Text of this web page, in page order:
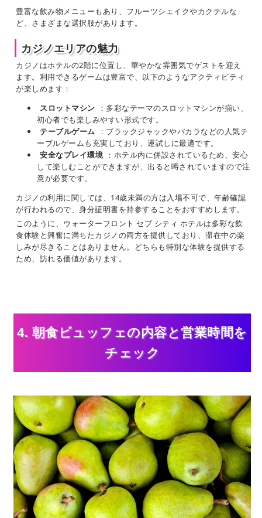
豊富な飲み物メニューもあり、フルーツシェイクやカクテルな
ど、さまざまな選択肢があります。
カジノエリアの魅力
カジノはホテルの2階に位置し、華やかな雰囲気でゲストを迎え
ます。利用できるゲームは豊富で、以下のようなアクティビティ
が楽しめます：
スロットマシン
：多彩なテーマのスロットマシンが揃い、
初心者でも楽しみやすい形式です。
テーブルゲーム
：ブラックジャックやバカラなどの人気テ
ーブルゲームも充実しており、運試しに最適です。
安全なプレイ環境 ：ホテル内に併設されているため、安心
して楽しむことができますが、出ると噂されていますので注
意が必要です。
カジノの利用に関しては、14歳未満の方は入場不可で、年齢確認
が行われるので、身分証明書を持参することをおすすめします。
このように、ウォーターフロント セブ シティ ホテルは多彩な飲
食体験と興奮に満ちたカジノの両方を提供しており、滞在中の楽
しみが尽きることはありません。どちらも特別な体験を提供する
ため、訪れる価値があります。
4. 朝食ビュッフェの内容と営業時間を
チェック